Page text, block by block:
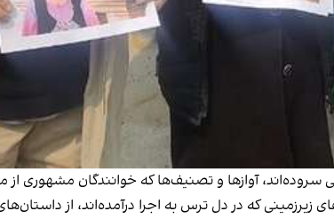
آوازها و تصنیف‌ها که خوانندگان مشهوری از
که در دل ترس به اجرا درآمده‌اند، از